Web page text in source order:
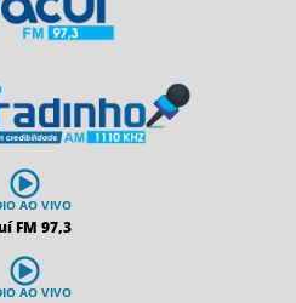
AO VIVO
FM 97,3
AO VIVO